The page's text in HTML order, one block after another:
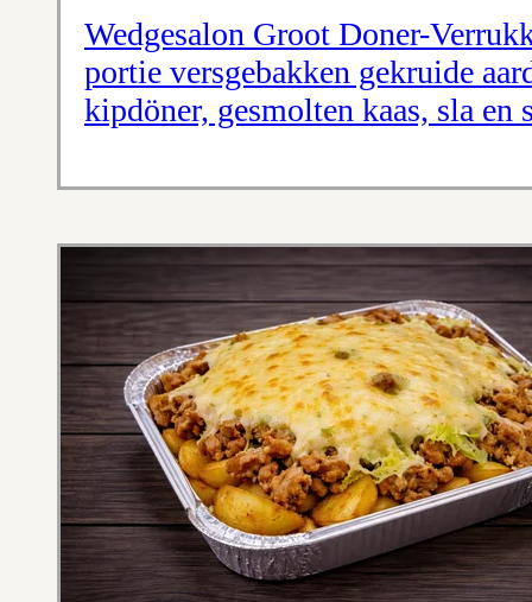
Wedgesalon Groot Doner-
portie versgebakken gekruide
kipdöner, gesmolten kaas, sla en